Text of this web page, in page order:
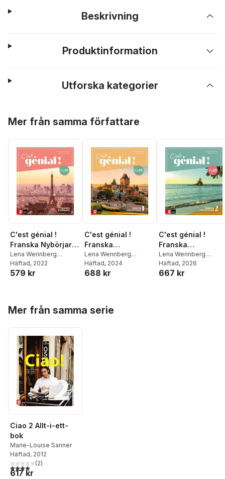
Beskrivning
Produktinformation
Utforska kategorier
Mer från samma författare
C'est génial !
Franska Nybörjare
Allt-i ett-bok
Lena Wennberg
Trolleberg,Marie-
Louise Sanner
Häftad, 2022
579 kr
C'est génial !
Franska
Fortsättning 1,
tredje upplagan
Lena Wennberg
Trolleberg,Marie-
Louise Sanner
Häftad, 2024
688 kr
C'est génial !
Franska
Fortsättning 2,
tredje upplagan
Lena Wennberg
Trolleberg,Marie-
Louise Sanner
Häftad, 2026
667 kr
Mer från samma serie
Ciao 2 Allt-i-ett-
bok
Marie-Louise Sanner
Häftad, 2012
4,0utav 5 stjärnor. Totalt antal röster:
(2)
617 kr